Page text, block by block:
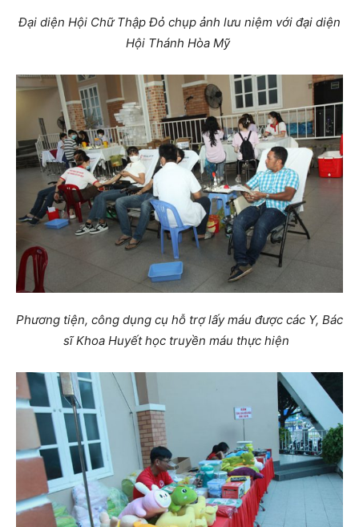
Đại diện Hội Chữ Thập Đỏ chụp ảnh lưu niệm với đại diện
Hội Thánh Hòa Mỹ
Phương tiện, công dụng cụ hỗ trợ lấy máu được các Y, Bác
sĩ Khoa Huyết học truyền máu thực hiện